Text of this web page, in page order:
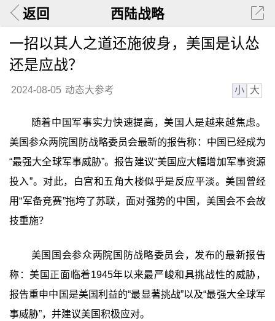
返回 西陆战略
一招以其人之道还施彼身，美国是认怂
还是应战？
2024-08-05 动态大参考 小 大
随着中国军事实力快速提高，美国人是越来越焦虑。
美国参众两院国防战略委员会最新的报告称：中国已经成为
“最强大全球军事威胁”。报告建议“美国应大幅增加军事资源
投入”。对此，白宫和五角大楼似乎是反应平淡。美国曾经
用“军备竞赛”拖垮了苏联，面对强势的中国，美国会不会故
技重施？
美国国会参众两院国防战略委员会，发布的最新报告
称：美国正面临着1945年以来最严峻和具挑战性的威胁，
报告重申中国是美国利益的“最显著挑战”以及“最强大全球军
事威胁”，并建议美国积极应对。